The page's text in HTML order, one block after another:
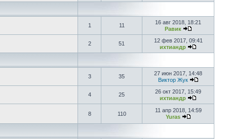
1 11
16 авг 2018, 18:21
Равик
2 51
12 фев 2017, 09:41
ихтиандр
3 35
27 июн 2017, 14:48
Виктор Жук
4 25
26 окт 2017, 15:49
ихтиандр
8 110
11 апр 2018, 14:59
Yuras